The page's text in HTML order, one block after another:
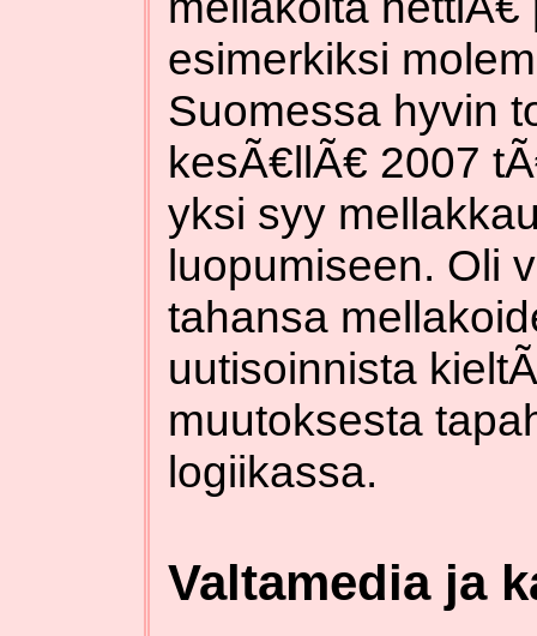
esimerkiksi
Suomessa hyvin
kesÃ€llÃ€ 2007
yksi syy
luopumiseen. Oli
tahansa
uutisoinnista
muutoksesta
logiikassa.
Valtamedia ja